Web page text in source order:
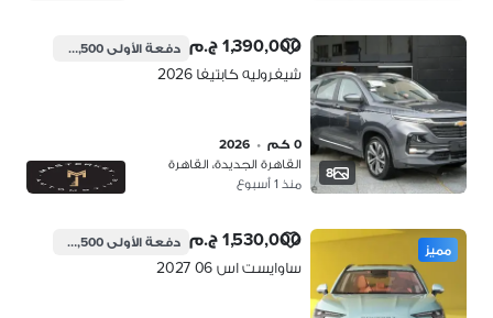
8
1,390,000 ج.م دفعة الأولى347,500 ج.م
شيفروليه كابتيفا 2026
0 كم •
2026
القاهرة الجديدة، القاهرة
منذ 1 أسبوع
مميز 1,530,000 ج.م دفعة الأولى382,500 ج.م
ساوايست اس 06 2027